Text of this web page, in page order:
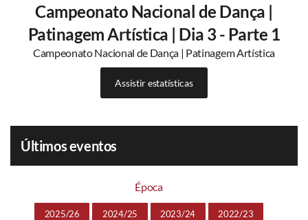
Campeonato Nacional de Dança |
Patinagem Artística | Dia 3 - Parte 1
Campeonato Nacional de Dança | Patinagem Artística
Assistir estatísticas
Últimos eventos
Época
2025/26 2024/25 2023/24 2022/23